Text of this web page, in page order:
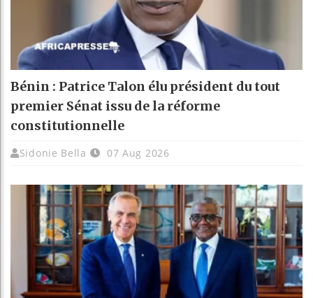
Bénin : Patrice Talon élu président du tout
premier Sénat issu de la réforme
constitutionnelle
Sidonie Bella 07 Aug 2026